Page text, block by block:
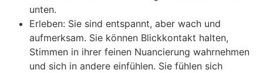
unten.
Erleben: Sie sind entspannt, aber wach und
aufmerksam. Sie können Blickkontakt halten,
Stimmen in ihrer feinen Nuancierung wahrnehmen
und sich in andere einfühlen. Sie fühlen sich